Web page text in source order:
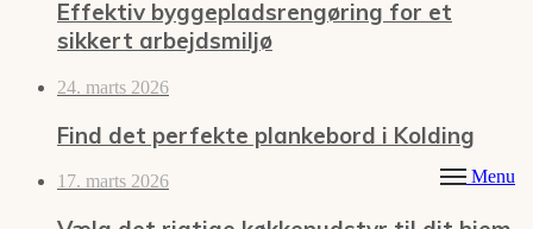
Menu
Effektiv byggepladsrengøring for et
sikkert arbejdsmiljø
24. marts 2026
Find det perfekte plankebord i Kolding
17. marts 2026